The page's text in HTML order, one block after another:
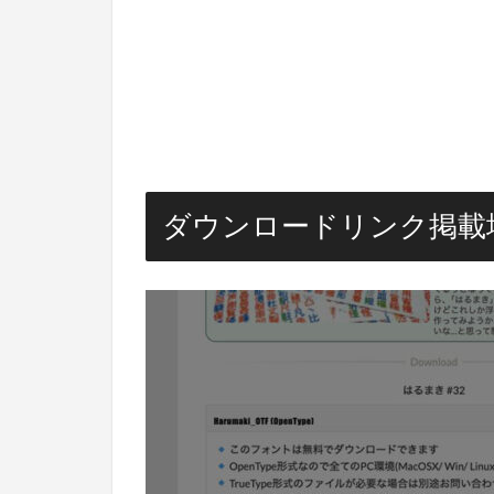
ダウンロードリンク掲載